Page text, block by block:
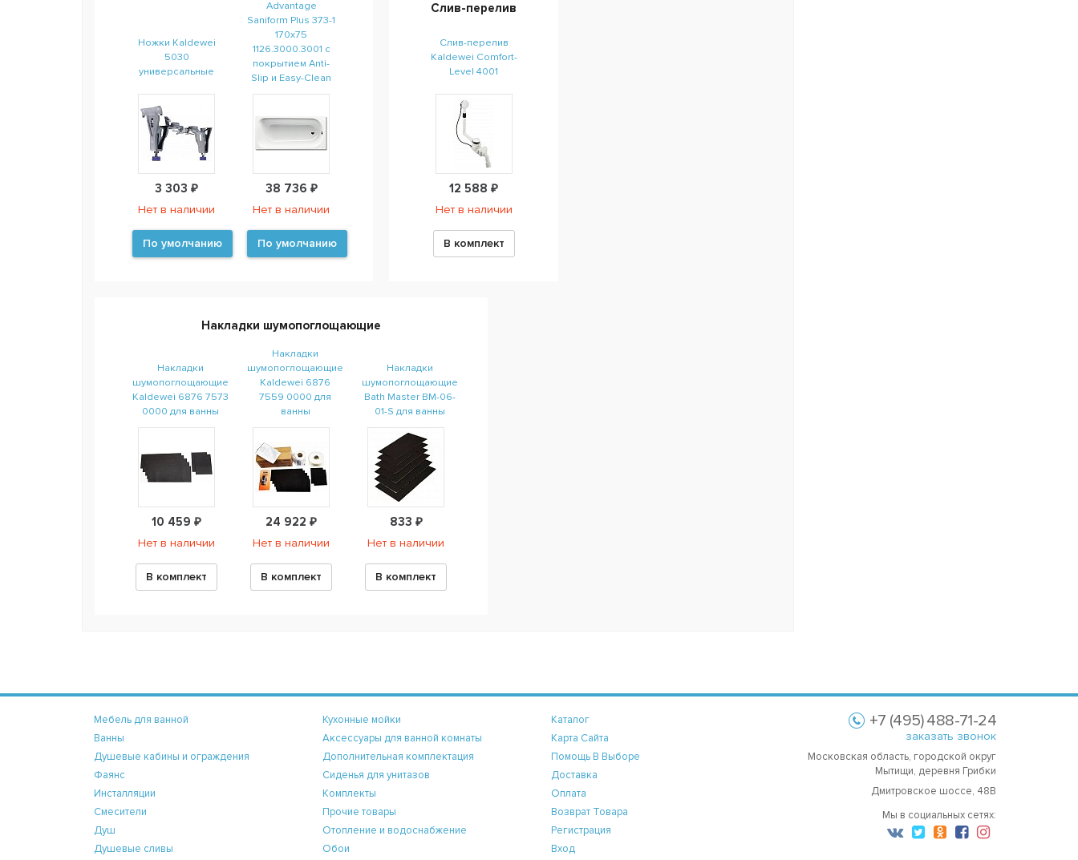
Ножки Kaldewei
5030
универсальные
3 303 ₽
Нет в наличии
По умолчанию
Advantage
Saniform Plus 373-1
170x75
1126.3000.3001 с
покрытием Anti-
Slip и Easy-Clean
38 736 ₽
Нет в наличии
По умолчанию
Слив-перелив
Слив-перелив
Kaldewei Comfort-
Level 4001
12 588 ₽
Нет в наличии
В комплект
Накладки шумопоглощающие
Накладки
шумопоглощающие
Kaldewei 6876 7573
0000 для ванны
10 459 ₽
Нет в наличии
В комплект
Накладки
шумопоглощающие
Kaldewei 6876
7559 0000 для
ванны
24 922 ₽
Нет в наличии
В комплект
Накладки
шумопоглощающие
Bath Master BM-06-
01-S для ванны
833 ₽
Нет в наличии
В комплект
Мебель для ванной
Ванны
Душевые кабины и ограждения
Фаянс
Инсталляции
Смесители
Душ
Душевые сливы
Кухонные мойки
Аксессуары для ванной комнаты
Дополнительная комплектация
Сиденья для унитазов
Комплекты
Прочие товары
Отопление и водоснабжение
Обои
Каталог
Карта Сайта
Помощь В Выборе
Доставка
Оплата
Возврат Товара
Регистрация
Вход
+7 (495) 488-71-24
заказать звонок
Московская область, городской округ
Мытищи, деревня Грибки
Дмитровское шоссе, 48В
Мы в социальных сетях: